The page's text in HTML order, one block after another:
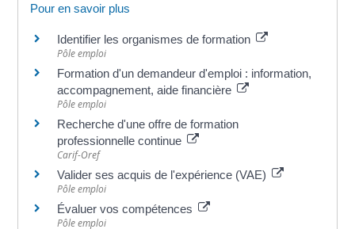
Pour en savoir plus
Identifier les organismes de formation
Pôle emploi
Formation d'un demandeur d'emploi : information,
accompagnement, aide financière
Pôle emploi
Recherche d'une offre de formation
professionnelle continue
Carif-Oref
Valider ses acquis de l'expérience (VAE)
Pôle emploi
Évaluer vos compétences
Pôle emploi